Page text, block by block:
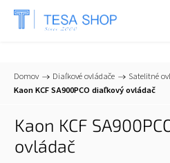
📞+421 903 553 805
Domov / Diaľkové ovládače / Satelitné
Kaon KCF SA900PCO diaľkový ovládač
Kaon KCF
ovládač